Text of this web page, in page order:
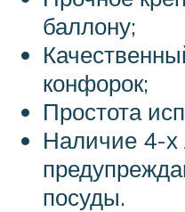
баллону;
конфорок;
Простота
Наличие 4-х
посуды.